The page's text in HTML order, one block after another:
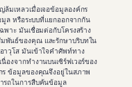
มเหลวเมื่อเจอข้อมูลองค์กร
ล หรือระบบที่แยกออกจากกัน
าะ มันเชื่อมต่อกับโครงสร้าง
พันธ์ของคุณ และรักษาบริบทใน
าวุโส มันเข้าใจคำศัพท์ทาง
งจากทำงานบนเซิร์ฟเวอร์ของ
ข้อมูลของคุณจึงอยู่ในสภาพ
รถในการสืบค้นข้อมูล